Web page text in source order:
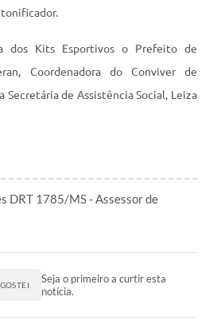
dos Kits Esportivos o Prefeito de
Coordenadora do Conviver de
Secretária de Assistência Social, Leiza
DRT 1785/MS - Assessor de
Seja o primeiro a curtir esta
notícia.